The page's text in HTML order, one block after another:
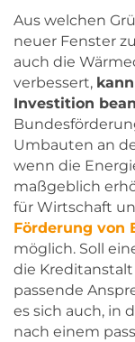
Aus welchen
neuer Fenster
auch die
verbessert,
Investition
Umbauten an
wenn die
maßgeblich
für Wirtschaft
Förderung von
möglich. Soll
die
passende
es sich auch, in
nach einem